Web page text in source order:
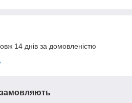
14 днів за домовленістю